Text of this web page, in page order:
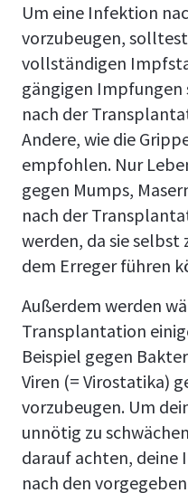
Um eine Infektion
vorzubeugen,
vollständigen
gängigen Impfungen
nach der
Andere, wie die
empfohlen. Nur
gegen Mumps,
nach der
werden, da sie
dem Erreger führen
Außerdem werden
Transplantation
Beispiel gegen
Viren (= Virostatika)
vorzubeugen. Um
unnötig zu
darauf achten, deine
nach den